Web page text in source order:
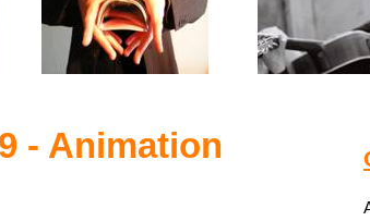
- Animation